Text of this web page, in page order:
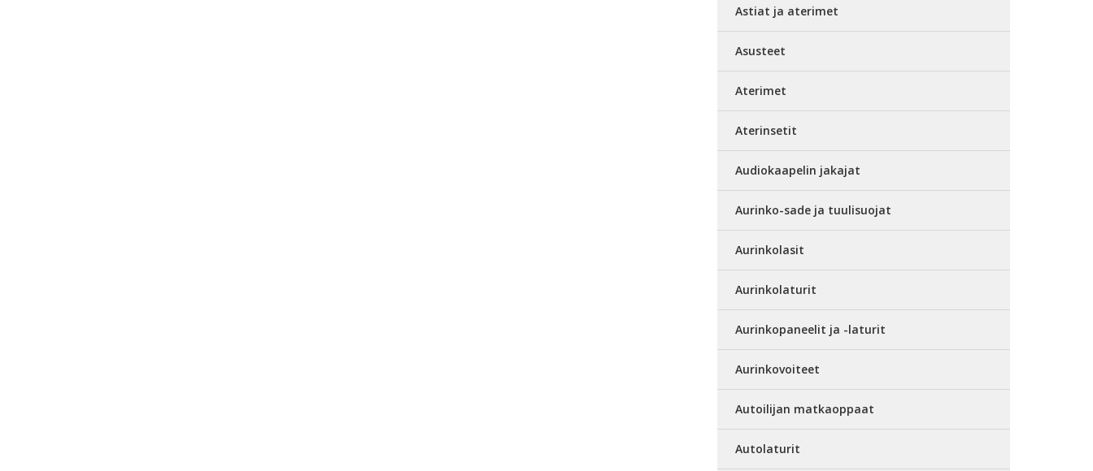
Astiat ja aterimet
Asusteet
Aterimet
Aterinsetit
Audiokaapelin jakajat
Aurinko-sade ja tuulisuojat
Aurinkolasit
Aurinkolaturit
Aurinkopaneelit ja -laturit
Aurinkovoiteet
Autoilijan matkaoppaat
Autolaturit